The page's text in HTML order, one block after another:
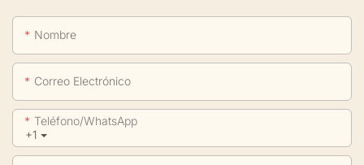
Nombre
Correo Electrónico
+1
Teléfono/WhatsApp